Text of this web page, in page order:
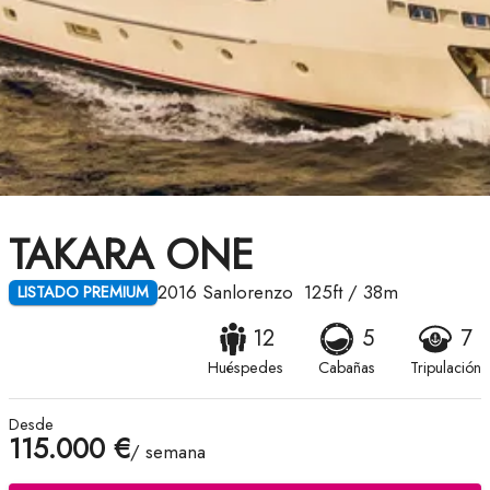
TAKARA ONE
LISTADO PREMIUM 2016 Sanlorenzo 125ft/ 38m
12
Huéspedes
5
Cabañas
7
Tripulación
Desde
115.000 €/ semana